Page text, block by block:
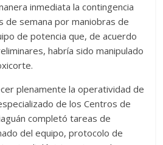
inmediata la contingencia
de semana por maniobras de
de potencia que, de acuerdo
habría sido manipulado
plenamente la operatividad de
de los Centros de
completó tareas de
del equipo, protocolo de